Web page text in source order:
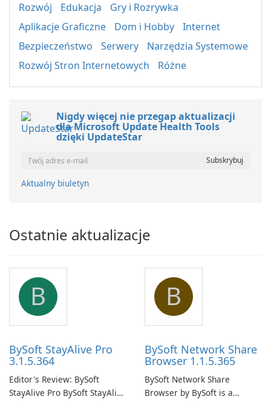
Rozwój
Edukacja
Gry i Rozrywka
Aplikacje Graficzne
Dom i Hobby
Internet
Bezpieczeństwo
Serwery
Narzędzia Systemowe
Rozwój Stron Internetowych
Różne
Nigdy więcej nie przegap aktualizacji
dla Microsoft Update Health Tools
dzięki UpdateStar
Aktualny biuletyn
Ostatnie aktualizacje
B
BySoft StayAlive Pro
3.1.5.364
Editor's Review: BySoft
StayAlive Pro BySoft StayAlive
B
BySoft Network Share
Browser 1.1.5.365
BySoft Network Share
Browser by BySoft is a